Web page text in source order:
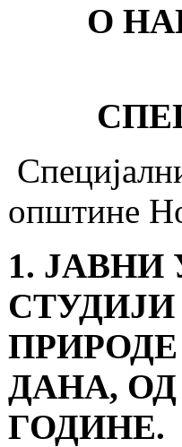
О
општине
1.
ПРИРОДЕ
ДАНА, ОД
ГОДИНЕ.